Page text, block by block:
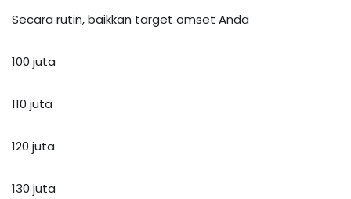
Secara rutin, baikkan target omset Anda
100 juta
110 juta
120 juta
130 juta